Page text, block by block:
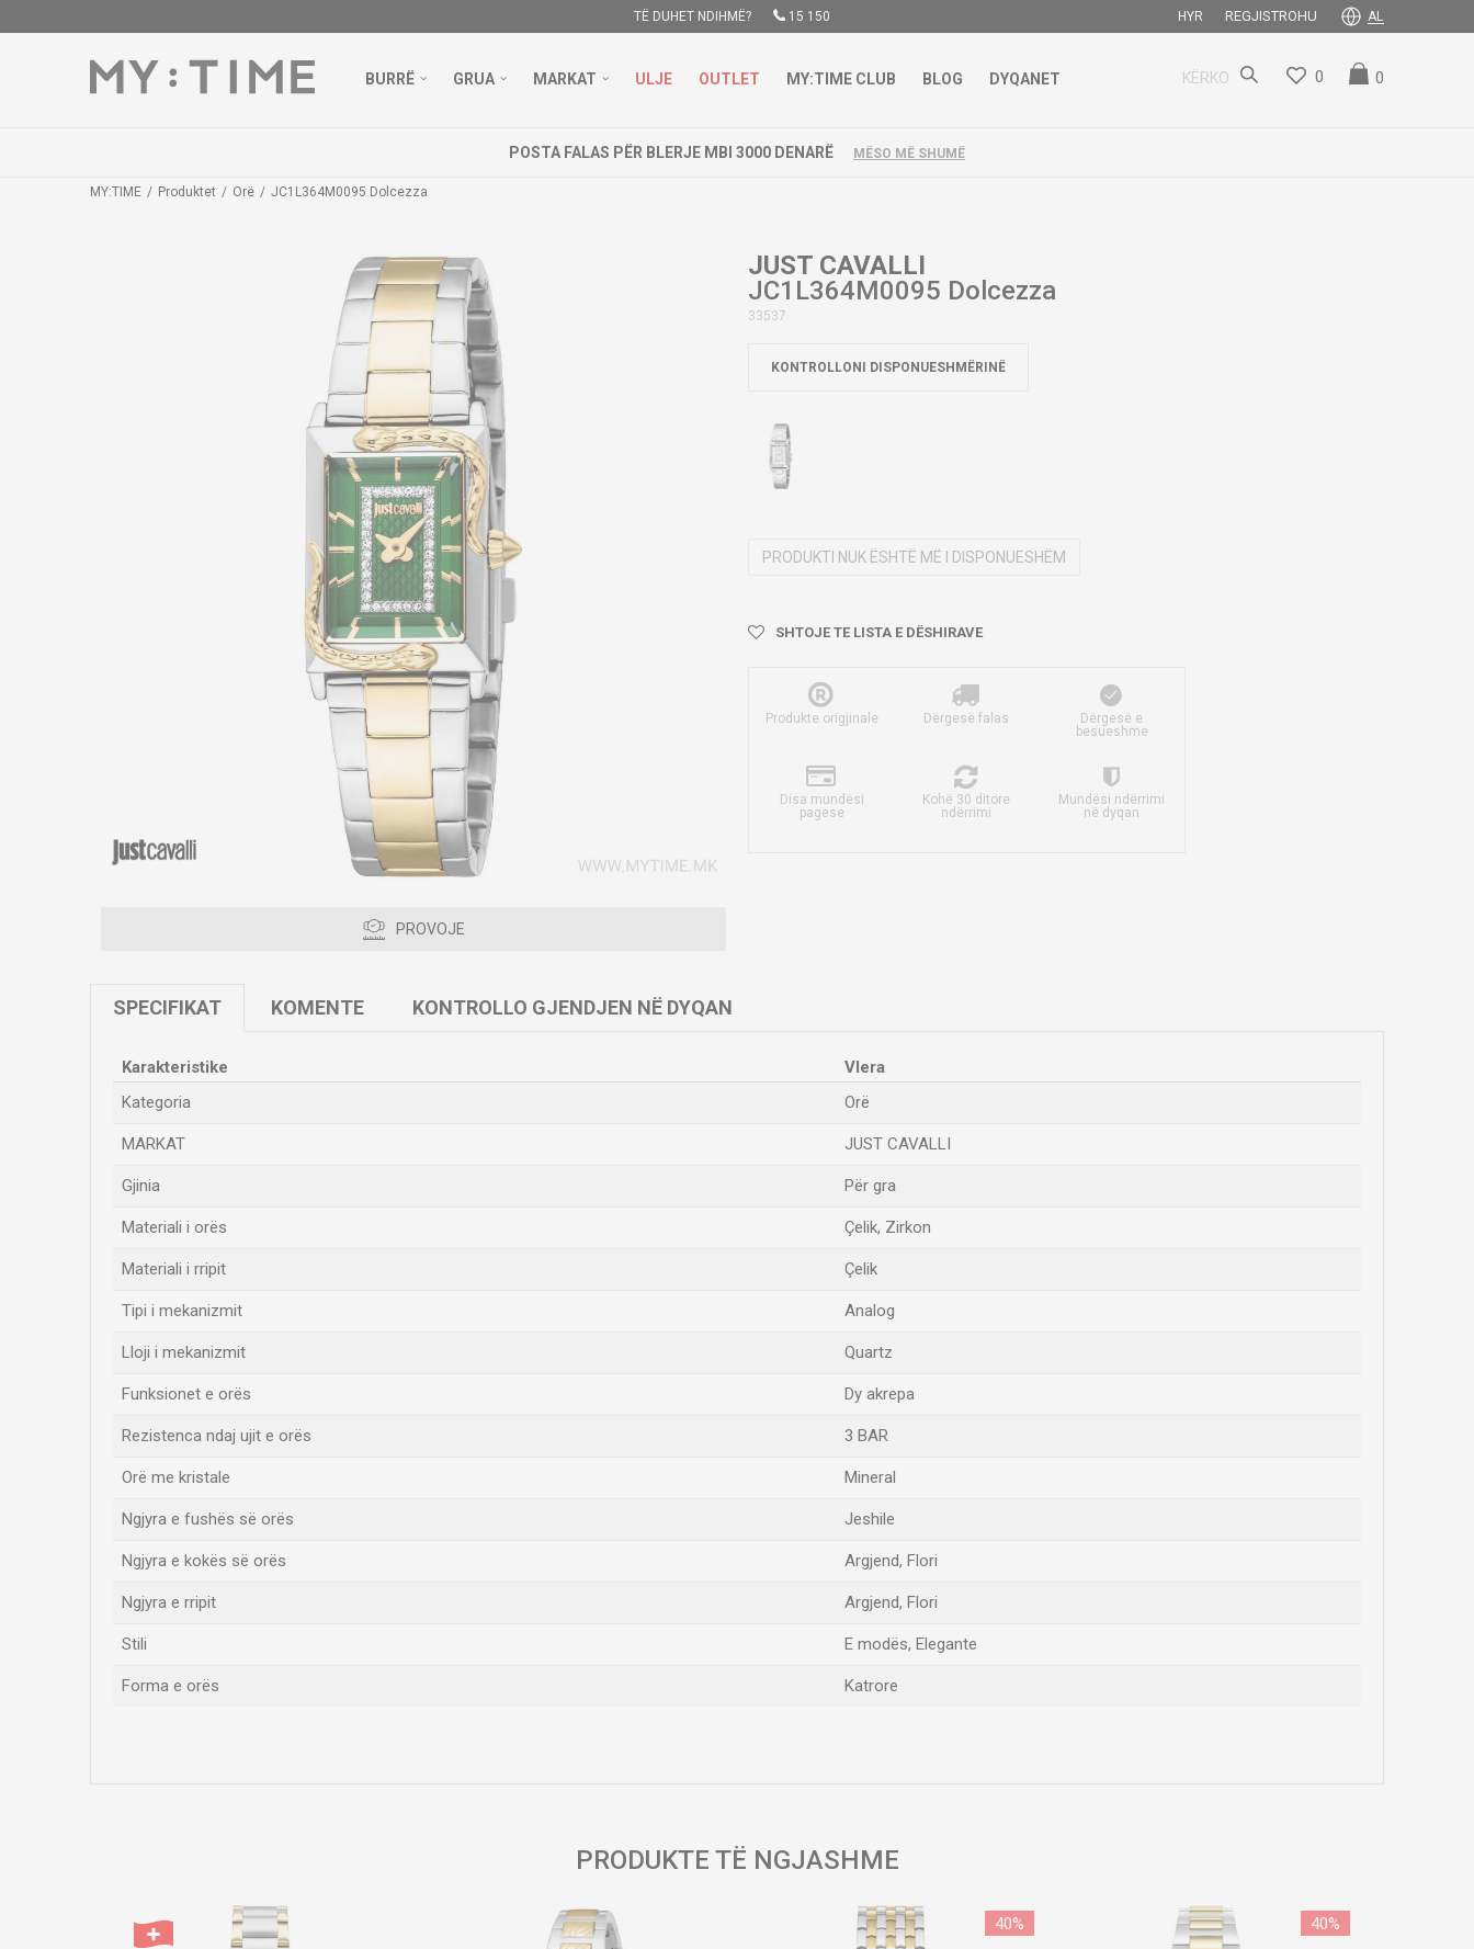
TË DUHET NDIHMË? 15 150 HYR REGJISTROHU AL
BURRË GRUA MARKAT ULJE OUTLET MY:TIME CLUB BLOG DYQANET KËRKO 0
0
POSTA FALAS PËR BLERJE MBI 3000 DENARË MËSO MË SHUMË
MY:TIME Produktet Orë JC1L364M0095 Dolcezza
PROVOJE
JUST CAVALLI
JC1L364M0095 Dolcezza
33537
KONTROLLONI DISPONUESHMËRINË
PRODUKTI NUK ËSHTË MË I DISPONUESHËM
SHTOJE TE LISTA E DËSHIRAVE
Produkte origjinale Dërgesë falas
Dërgesë e
besueshme
Disa mundësi
pagese
Kohë 30 ditore
ndërrimi
Mundësi ndërrimi
në dyqan
SPECIFIKAT KOMENTE KONTROLLO GJENDJEN NË DYQAN
Karakteristike
Vlera
Kategoria
Orë
MARKAT JUST CAVALLI
Gjinia Për gra
Materiali i orës Çelik, Zirkon
Materiali i rripit Çelik
Tipi i mekanizmit Analog
Lloji i mekanizmit Quartz
Funksionet e orës Dy akrepa
Rezistenca ndaj ujit e orës 3 BAR
Orë me kristale Mineral
Ngjyra e fushës së orës Jeshile
Ngjyra e kokës së orës Argjend, Flori
Ngjyra e rripit Argjend, Flori
Stili E modës, Elegante
Forma e orës Katrore
PRODUKTE TË NGJASHME
40% 40%